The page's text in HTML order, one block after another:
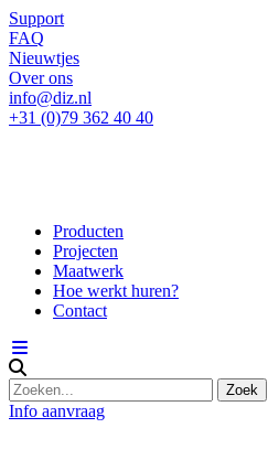
Support
FAQ
Nieuwtjes
Over ons
info@diz.nl
+31 (0)79 362 40 40
Producten
Projecten
Maatwerk
Hoe werkt huren?
Contact
Info aanvraag